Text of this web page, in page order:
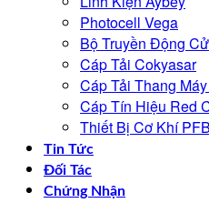
Photocell Vega
Bộ Truyền Động
Cáp Tải Cokyasar
Cáp Tải Thang
Cáp Tín Hiệu Red
Thiết Bị Cơ Khí PFB
Tin Tức
Đối Tác
Chứng Nhận